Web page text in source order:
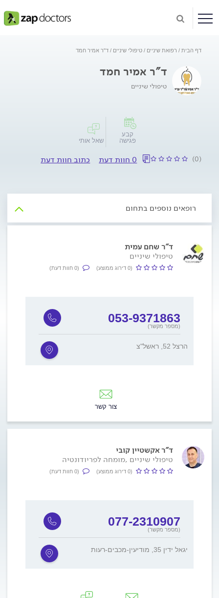
דף הבית רפואת שיניים טיפולי שיניים ד"ר אמיר חמד
ד"ר אמיר חמד
טיפולי שיניים
קבע
פגישה
שאל אותי
(0) 0 חוות דעת כתוב חוות דעת
רופאים נוספים בתחום
ד"ר שחם עמית
טיפולי שיניים
(0 דירוג ממוצע) (0 חוות דעת)
053-9371863
(מספר מקשר)
הרצל 52, ראשל"צ
צור קשר
ד"ר אקשטיין קובי
טיפולי שיניים ,מומחה לפריודונטיה
(0 דירוג ממוצע) (0 חוות דעת)
077-2310907
(מספר מקשר)
יגאל ידין 35, מודיעין-מכבים-רעות